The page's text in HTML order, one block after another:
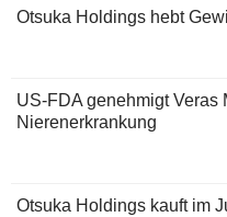
Otsuka Holdings hebt
US-FDA genehmigt Veras
Nierenerkrankung
Otsuka Holdings kauft im